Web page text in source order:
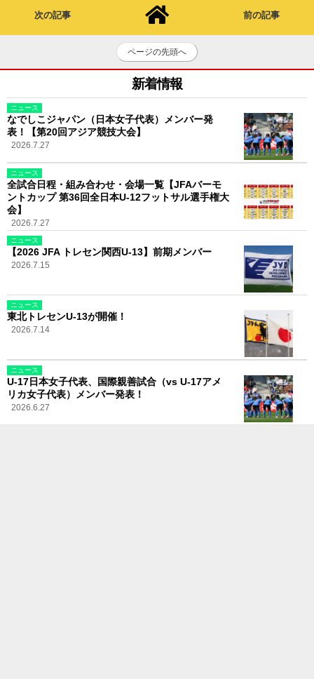
次の記事 前の記事
ページの先頭へ
新着情報
ニュース
なでしこジャパン（日本女子代表）メンバー発
表！【第20回アジア競技大会】
2026.7.27
ニュース
全試合日程・組み合わせ・会場一覧【JFAバーモ
ントカップ 第36回全日本U-12フットサル選手権大
会】
2026.7.27
ニュース
【2026 JFA トレセン関西U-13】前期メンバー
2026.7.15
ニュース
東北トレセンU-13が開催！
2026.7.14
ニュース
U-17日本女子代表、国際親善試合（vs U-17アメ
リカ女子代表）メンバー発表！
2026.6.27